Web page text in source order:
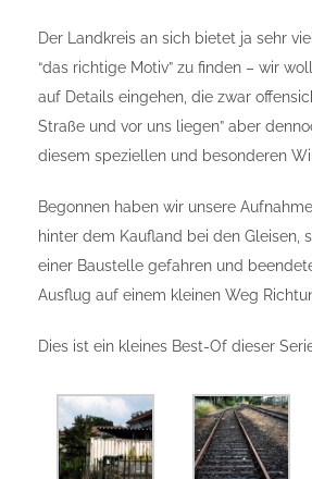
Der Landkreis an sich bietet ja sehr
“das richtige Motiv” zu finden – wir
auf Details eingehen, die zwar
Straße und vor uns liegen” aber
diesem speziellen und besonderen
Begonnen haben wir unsere
hinter dem Kaufland bei den Gleisen,
einer Baustelle gefahren und
Ausflug auf einem kleinen Weg
Dies ist ein kleines Best-Of dieser